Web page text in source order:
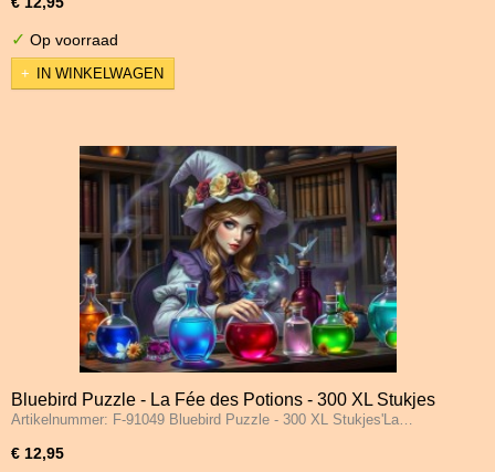
✓ Op voorraad
IN WINKELWAGEN
Bluebird Puzzle - La Fée des Potions - 300 XL Stukjes
Artikelnummer: F-91049 Bluebird Puzzle - 300 XL Stukjes'La…
€ 12,95